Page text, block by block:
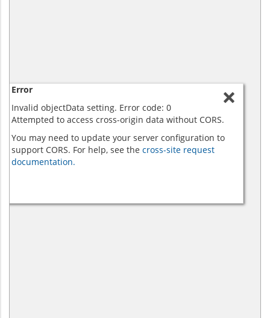
Error
Invalid objectData setting. Error code: 0
Attempted to access cross-origin data without CORS.
You may need to update your server configuration to
support CORS. For help, see the cross-site request
documentation.